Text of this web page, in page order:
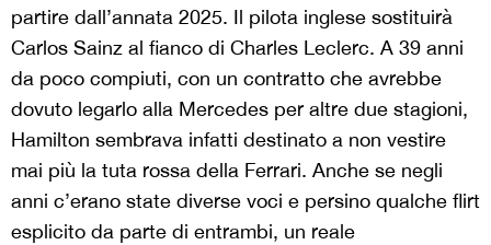
partire dall’annata 2025. Il pilota inglese sostituirà
Carlos Sainz al fianco di Charles Leclerc. A 39 anni
da poco compiuti, con un contratto che avrebbe
dovuto legarlo alla Mercedes per altre due stagioni,
Hamilton sembrava infatti destinato a non vestire
mai più la tuta rossa della Ferrari. Anche se negli
anni c’erano state diverse voci e persino qualche flirt
esplicito da parte di entrambi, un reale